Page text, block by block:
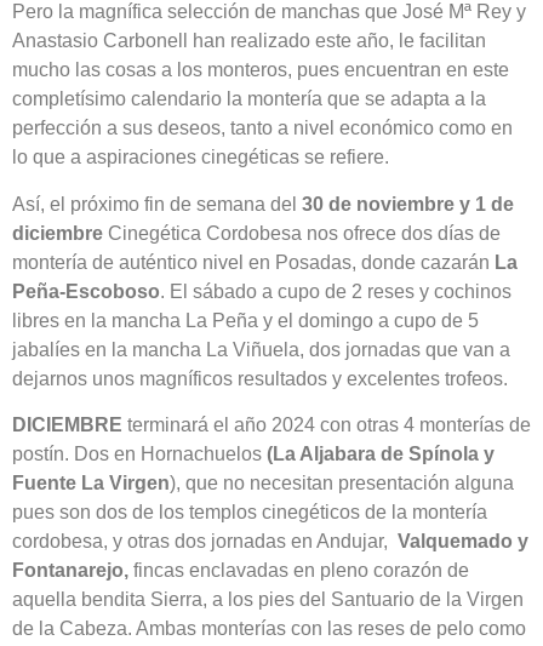
Pero la magnífica selección de manchas que José Mª Rey y
Anastasio Carbonell han realizado este año, le facilitan
mucho las cosas a los monteros, pues encuentran en este
completísimo calendario la montería que se adapta a la
perfección a sus deseos, tanto a nivel económico como en
lo que a aspiraciones cinegéticas se refiere.
Así, el próximo fin de semana del 30 de noviembre y 1 de
diciembre Cinegética Cordobesa nos ofrece dos días de
montería de auténtico nivel en Posadas, donde cazarán La
Peña-Escoboso. El sábado a cupo de 2 reses y cochinos
libres en la mancha La Peña y el domingo a cupo de 5
jabalíes en la mancha La Viñuela, dos jornadas que van a
dejarnos unos magníficos resultados y excelentes trofeos.
DICIEMBRE terminará el año 2024 con otras 4 monterías de
postín. Dos en Hornachuelos (La Aljabara de Spínola y
Fuente La Virgen), que no necesitan presentación alguna
pues son dos de los templos cinegéticos de la montería
cordobesa, y otras dos jornadas en Andujar, Valquemado y
Fontanarejo, fincas enclavadas en pleno corazón de
aquella bendita Sierra, a los pies del Santuario de la Virgen
de la Cabeza. Ambas monterías con las reses de pelo como